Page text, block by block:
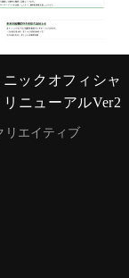
ックオフィシャ
リニューアルVer2
リエイティブ